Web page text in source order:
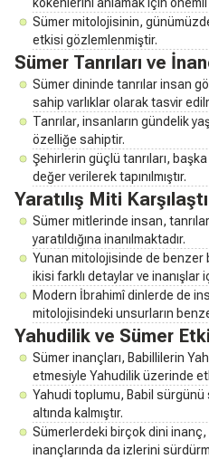
Sümer mitolojisinin,
etkisi gözlemlenmiştir.
Sümer Tanrıları ve
Sümer dininde tanrılar insan
sahip varlıklar olarak tasvir
Tanrılar, insanların gündelik
özelliğe sahiptir.
Şehirlerin güçlü tanrıları,
değer verilerek tapınılmıştır.
Yaratılış Miti
Sümer mitlerinde insan,
yaratıldığına inanılmaktadır.
Yunan mitolojisinde de benzer
ikisi farklı detaylar ve inanışlar
Modern İbrahimî dinlerde de
mitolojisindeki unsurların
Yahudilik ve Sümer
Sümer inançları, Babillilerin
etmesiyle Yahudilik üzerinde
Yahudi toplumu, Babil sürgünü
altında kalmıştır.
Sümerlerdeki birçok dini
inançlarında da izlerini